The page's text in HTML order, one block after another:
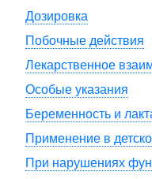
Дозировка
Побочные действия
Лекарственное
Особые указания
Беременность и
Применение в
При нарушениях